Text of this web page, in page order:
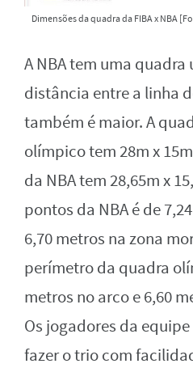
Dimensões da quadra da FIBA ​​x NBA
A NBA tem uma quadra
distância entre a linha
também é maior. A
olímpico tem 28m x
da NBA tem 28,65m x
pontos da NBA é de
6,70 metros na zona
perímetro da quadra
metros no arco e 6,60
Os jogadores da
fazer o trio com